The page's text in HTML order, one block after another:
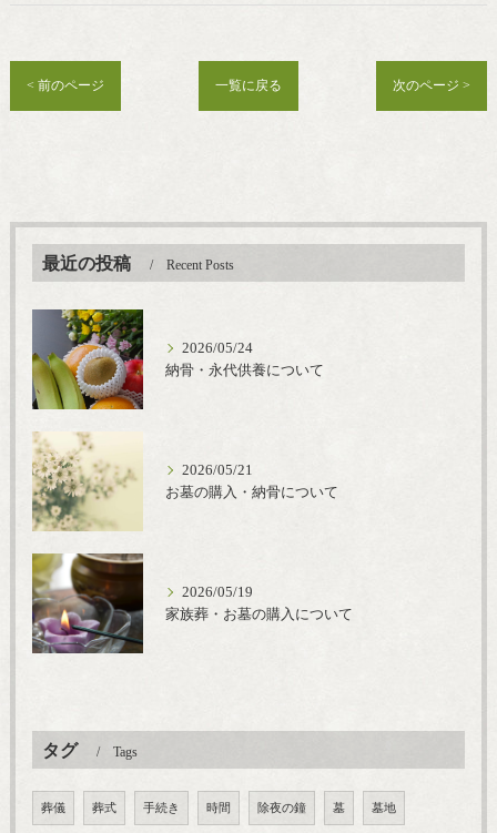
< 前のページ 一覧に戻る 次のページ >
最近の投稿 Recent Posts
2026/05/24
納骨・永代供養について
2026/05/21
お墓の購入・納骨について
2026/05/19
家族葬・お墓の購入について
タグ Tags
葬儀 葬式 手続き 時間 除夜の鐘 墓 墓地